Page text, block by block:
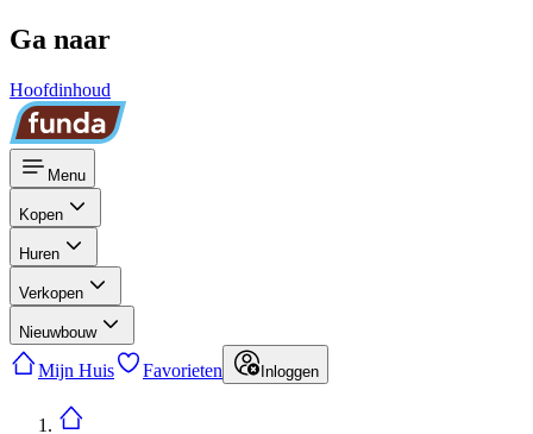
Ga naar
Hoofdinhoud
Menu
Kopen
Huren
Verkopen
Nieuwbouw
Mijn Huis Favorieten Inloggen